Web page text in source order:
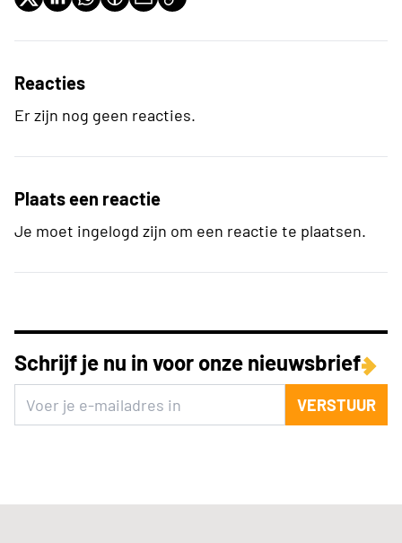
Reacties
Er zijn nog geen reacties.
Plaats een reactie
Je moet ingelogd zijn om een reactie te plaatsen.
Schrijf je nu in voor onze nieuwsbrief
VERSTUUR